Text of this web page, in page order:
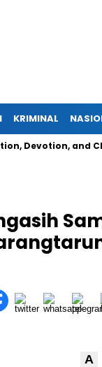
KRIMINAL
and Charity
A